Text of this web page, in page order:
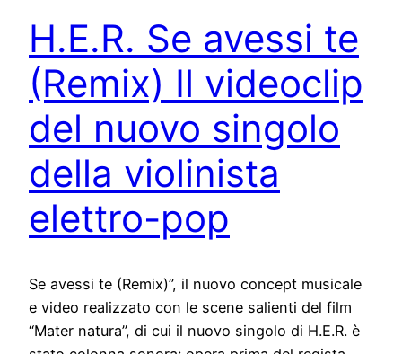
H.E.R. Se avessi te
(Remix) Il videoclip
del nuovo singolo
della violinista
elettro-pop
Se avessi te (Remix)”, il nuovo concept musicale
e video realizzato con le scene salienti del film
“Mater natura”, di cui il nuovo singolo di H.E.R. è